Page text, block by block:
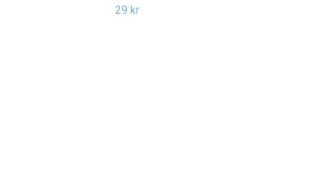
29 kr